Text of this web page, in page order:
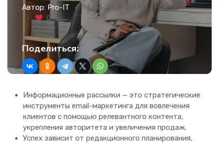
Автор: Pro-IT 14-04-2026, 20:35
0
0
Поделиться:
Информационные рассылки — это стратегические
инструменты email-маркетинга для вовлечения
клиентов с помощью релевантного контента,
укрепления авторитета и увеличения продаж.
Успех зависит от редакционного планирования,